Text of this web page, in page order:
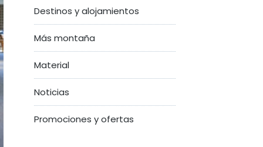
Destinos y alojamientos
Más montaña
Material
Noticias
Promociones y ofertas